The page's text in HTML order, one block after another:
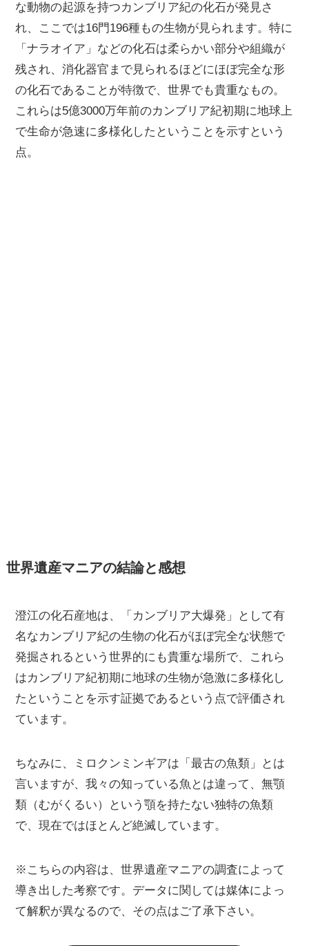
な動物の起源を持つカンブリア紀の化石が発見さ
れ、ここでは16門196種もの生物が見られます。特に
「ナラオイア」などの化石は柔らかい部分や組織が
残され、消化器官まで見られるほどにほぼ完全な形
の化石であることが特徴で、世界でも貴重なもの。
これらは5億3000万年前のカンブリア紀初期に地球上
で生命が急速に多様化したということを示すという
点。
世界遺産マニアの結論と感想
澄江の化石産地は、「カンブリア大爆発」として有
名なカンブリア紀の生物の化石がほぼ完全な状態で
発掘されるという世界的にも貴重な場所で、これら
はカンブリア紀初期に地球の生物が急激に多様化し
たということを示す証拠であるという点で評価され
ています。
ちなみに、ミロクンミンギアは「最古の魚類」とは
言いますが、我々の知っている魚とは違って、無顎
類（むがくるい）という顎を持たない独特の魚類
で、現在ではほとんど絶滅しています。
※こちらの内容は、世界遺産マニアの調査によって
導き出した考察です。データに関しては媒体によっ
て解釈が異なるので、その点はご了承下さい。